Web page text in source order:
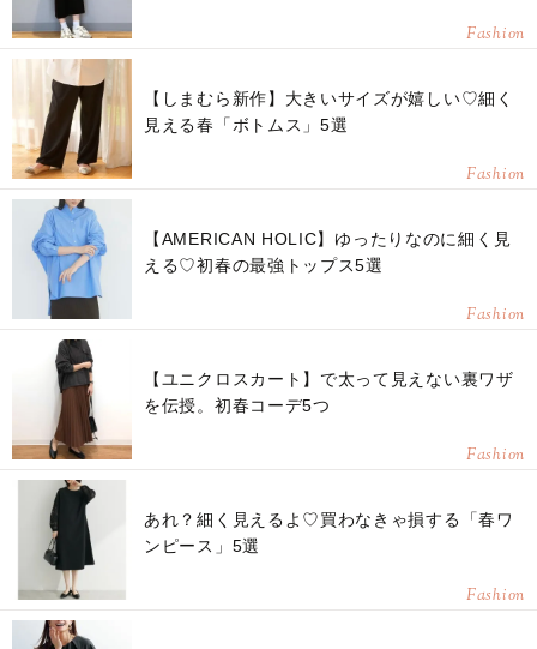
Fashion
【しまむら新作】大きいサイズが嬉しい♡細く
見える春「ボトムス」5選
Fashion
【AMERICAN HOLIC】ゆったりなのに細く見
える♡初春の最強トップス5選
Fashion
【ユニクロスカート】で太って見えない裏ワザ
を伝授。初春コーデ5つ
Fashion
あれ？細く見えるよ♡買わなきゃ損する「春ワ
ンピース」5選
Fashion